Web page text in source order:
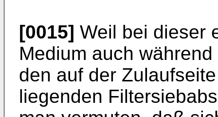
[0015] Weil bei dieser
Medium auch
den auf der
liegenden